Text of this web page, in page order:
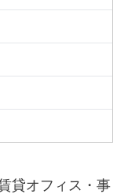
貸オフィス・事